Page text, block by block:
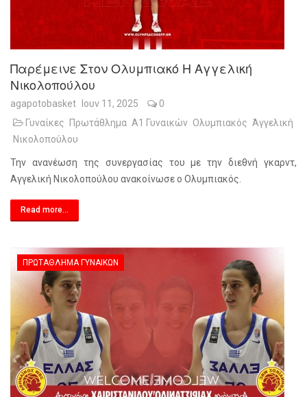
Παρέμεινε Στον Ολυμπιακό Η Αγγελική
Νικολοπούλου
agapotobasket Ιουν 11, 2025
0
Γυναίκες
Πρωτάθλημα Α1 Γυναικών Ολυμπιακός Άγγελική
Νικολοπούλου
Την ανανέωση της συνεργασίας του με την διεθνή γκαρντ,
Αγγελική Νικολοπούλου ανακοίνωσε ο Ολυμπιακός.
Read more...
ΠΡΩΤΆΘΛΗΜΑ ΓΥΝΑΙΚΏΝ